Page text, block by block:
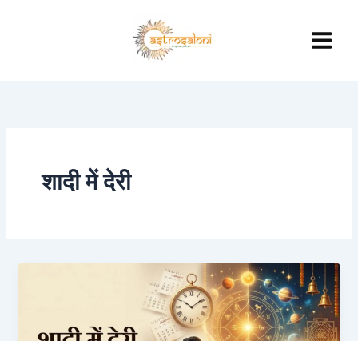
शादी में देरी